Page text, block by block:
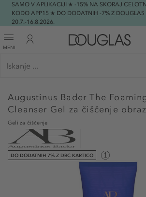
SAMO V APLIKACIJI ★ -15% NA SKORAJ
KODO APP15 ★ DO DODATNIH -7% Z
20.7.-16.8.2026.
MENI
Augustinus BaderThe
Cleanser Gel za čiščenje
Geli za čiščenje
DO DODATNIH 7% Z DBC KARTICO